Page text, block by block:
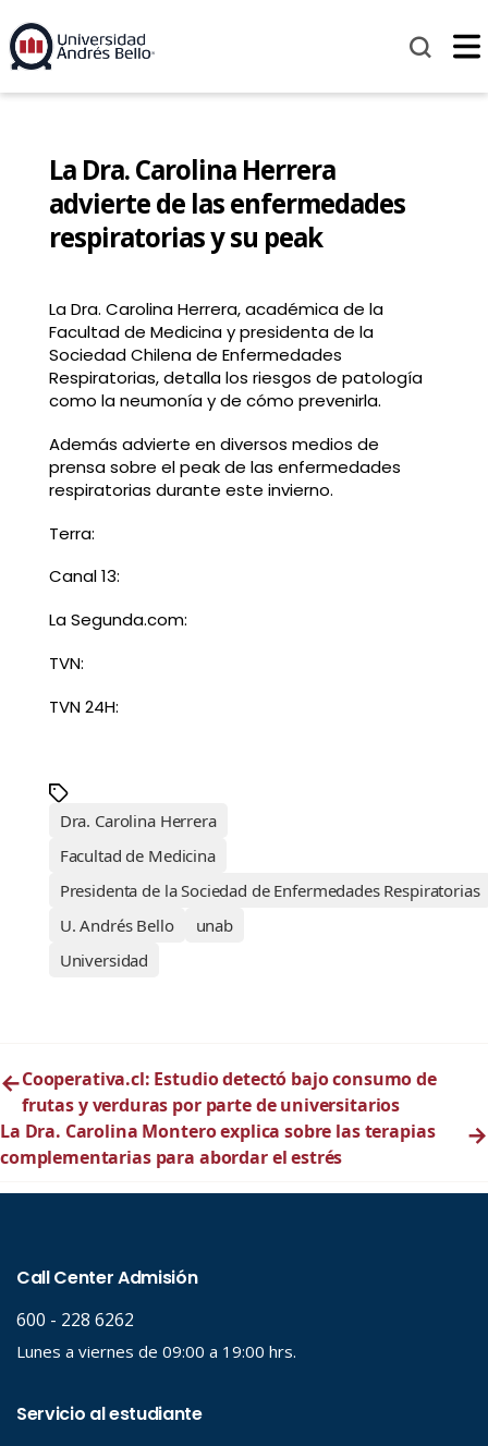
La Dra. Carolina Herrera
advierte de las enfermedades
respiratorias y su peak
La Dra. Carolina Herrera, académica de la
Facultad de Medicina y presidenta de la
Sociedad Chilena de Enfermedades
Respiratorias, detalla los riesgos de patología
como la neumonía y de cómo prevenirla.
Además advierte en diversos medios de
prensa sobre el peak de las enfermedades
respiratorias durante este invierno.
Terra:
Canal 13:
La Segunda.com:
TVN:
TVN 24H:
Dra. Carolina Herrera
Facultad de Medicina
Presidenta de la Sociedad de Enfermedades Respiratorias
U. Andrés Bello
unab
Universidad
←Cooperativa.cl: Estudio detectó bajo consumo de
frutas y verduras por parte de universitarios
La Dra. Carolina Montero explica sobre las terapias
complementarias para abordar el estrés
→